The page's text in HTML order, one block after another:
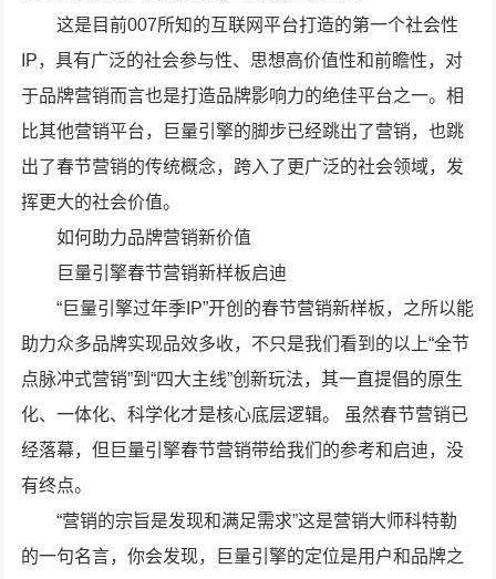
这是目前007所知的互联网平台打造的第一个社会性
IP，具有广泛的社会参与性、思想高价值性和前瞻性，对
于品牌营销而言也是打造品牌影响力的绝佳平台之一。相
比其他营销平台，巨量引擎的脚步已经跳出了营销，也跳
出了春节营销的传统概念，跨入了更广泛的社会领域，发
挥更大的社会价值。
如何助力品牌营销新价值
巨量引擎春节营销新样板启迪
“巨量引擎过年季IP”开创的春节营销新样板，之所以能
助力众多品牌实现品效多收，不只是我们看到的以上“全节
点脉冲式营销”到“四大主线”创新玩法，其一直提倡的原生
化、一体化、科学化才是核心底层逻辑。 虽然春节营销已
经落幕，但巨量引擎春节营销带给我们的参考和启迪，没
有终点。
“营销的宗旨是发现和满足需求”这是营销大师科特勒
的一句名言，你会发现，巨量引擎的定位是用户和品牌之